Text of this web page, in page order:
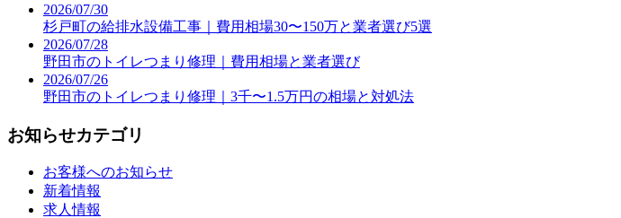
2026/07/30
杉戸町の給排水設備工事｜費用相場30〜150万と業者選び5選
2026/07/28
野田市のトイレつまり修理｜費用相場と業者選び
2026/07/26
野田市のトイレつまり修理｜3千〜1.5万円の相場と対処法
お知らせカテゴリ
お客様へのお知らせ
新着情報
求人情報